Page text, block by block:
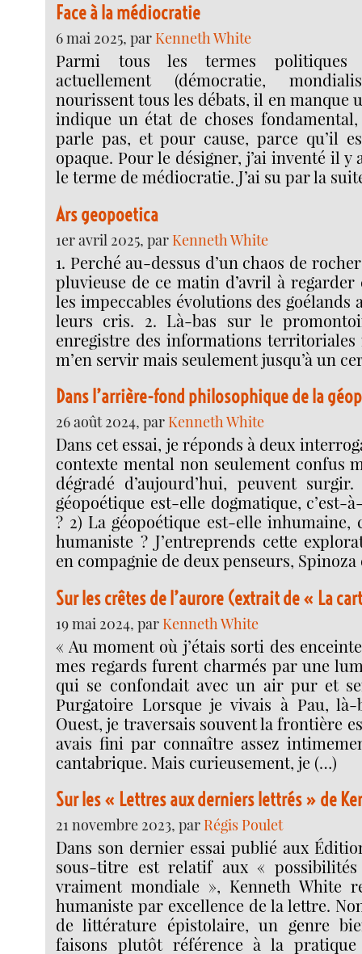
Face à la médiocratie
6 mai 2025, par Kenneth White
Parmi tous les termes
actuellement (démocratie,
nourissent tous les débats, il en manque
indique un état de choses
parle pas, et pour cause, parce qu’il
opaque. Pour le désigner, j’ai inventé il y
le terme de médiocratie. J’ai su par la
Ars geopoetica
1er avril 2025, par Kenneth White
1. Perché au-dessus d’un chaos de
pluvieuse de ce matin d’avril à
les impeccables évolutions des goélands
leurs cris. 2. Là-bas sur le
enregistre des informations territoriales
m’en servir mais seulement jusqu’à un
Dans l’arrière-fond philosophique de la
26 août 2024, par Kenneth White
Dans cet essai, je réponds à deux
contexte mental non seulement confus
dégradé d’aujourd’hui, peuvent
géopoétique est-elle dogmatique,
? 2) La géopoétique est-elle inhumaine,
humaniste ? J’entreprends cette
en compagnie de deux penseurs,
Sur les crêtes de l’aurore (extrait de « La
19 mai 2024, par Kenneth White
« Au moment où j’étais sorti des
mes regards furent charmés par une
qui se confondait avec un air pur et
Purgatoire Lorsque je vivais à Pau,
Ouest, je traversais souvent la frontière
avais fini par connaître assez
cantabrique. Mais curieusement, je (…)
Sur les « Lettres aux derniers lettrés » de
21 novembre 2023, par Régis Poulet
Dans son dernier essai publié aux
sous-titre est relatif aux « possibilités
vraiment mondiale », Kenneth White
humaniste par excellence de la lettre. Non
de littérature épistolaire, un genre
faisons plutôt référence à la